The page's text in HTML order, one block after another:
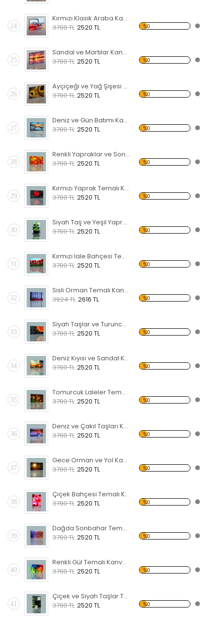
24
Kırmızı Klasik Araba Kanvas Tablo
3780 TL 2520 TL %0
25
Sandal ve Martılar Kanvas Tablo
3780 TL 2520 TL %0
26
Ayçiçeği ve Yağ Şişesi Temalı Kanvas Tablo
3780 TL 2520 TL %0
27
Deniz ve Gün Batımı Kanvas Tablo
3780 TL 2520 TL %0
28
Renkli Yapraklar ve Sonbahar Kanvas Tablo
3780 TL 2520 TL %0
29
Kırmızı Yaprak Temalı Kanvas Tablo
3780 TL 2520 TL %0
30
Siyah Taş ve Yeşil Yapraklar Kanvas Tablo
3780 TL 2520 TL %0
31
Kırmızı lale Bahçesi Temalı Kanvas Tablo
3780 TL 2520 TL %0
32
Sisli Orman Temalı Kanvas Tablo
3924 TL 2616 TL %0
33
Siyah Taşlar ve Turuncu Çiçek Kanvas Tablo
3780 TL 2520 TL %0
34
Deniz Kıyısı ve Sandal Kanvas Tablo
3780 TL 2520 TL %0
35
Tomurcuk Laleler Temalı Kanvas Tablo
3780 TL 2520 TL %0
36
Deniz ve Çakıl Taşları Kanvas Tablo
3780 TL 2520 TL %0
37
Gece Orman ve Yol Kanvas Tablo
3780 TL 2520 TL %0
38
Çiçek Bahçesi Temalı Kanvas Tablo
3780 TL 2520 TL %0
39
Dağda Sonbahar Temalı Kanvas Tablo
3780 TL 2520 TL %0
40
Renkli Gül Temalı Kanvas Tablo
3780 TL 2520 TL %0
41
Çiçek ve Siyah Taşlar Temalı Kanvas Tablo
3780 TL 2520 TL %0